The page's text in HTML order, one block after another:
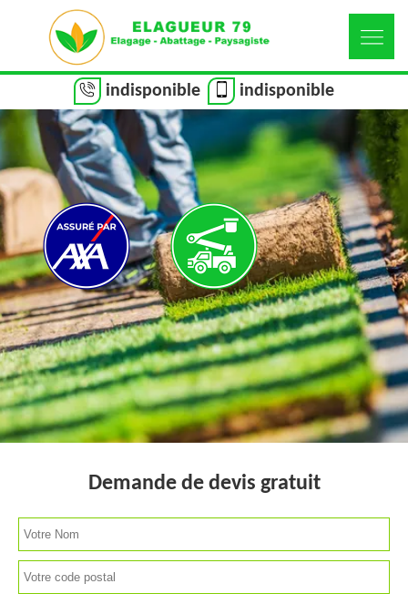
indisponible indisponible
Demande de devis gratuit